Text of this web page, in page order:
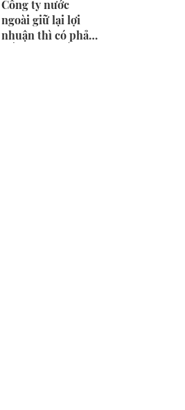
Công ty nước
ngoài giữ lại lợi
nhuận thì có phải